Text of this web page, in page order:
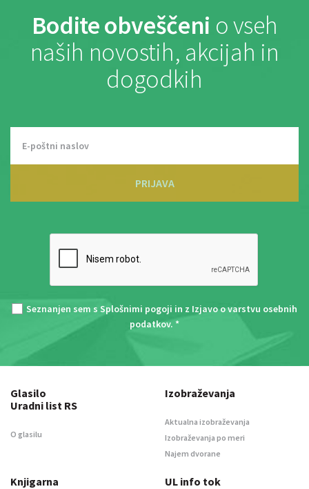
Bodite obveščeni o vseh
naših novostih, akcijah in
dogodkih
PRIJAVA
Seznanjen sem s Splošnimi pogoji in z Izjavo o varstvu osebnih
podatkov. *
Glasilo
Uradni list RS
O glasilu
Izobraževanja
Aktualna izobraževanja
Izobraževanja po meri
Najem dvorane
Knjigarna UL info tok